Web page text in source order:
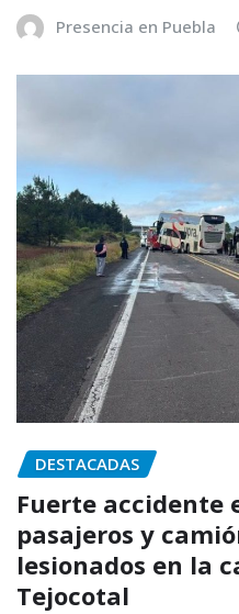
Presencia en Puebla
DESTACADAS
Fuerte accidente
pasajeros y
lesionados en la
Tejocotal